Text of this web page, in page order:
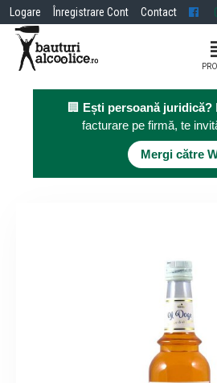
Logare Înregistrare Cont Contact
🏢 Ești persoană juridică?
facturare pe firmă, te
Mergi către